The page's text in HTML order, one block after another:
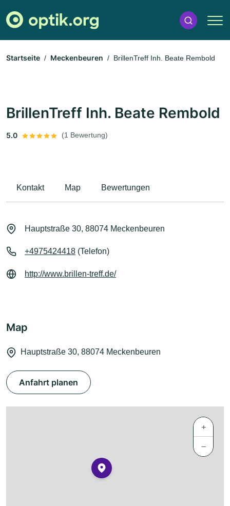
Startseite Meckenbeuren BrillenTreff Inh. Beate Rembold
BrillenTreff Inh. Beate Rembold
5.0 (1 Bewertung)
Kontakt Map Bewertungen
Hauptstraße 30, 88074 Meckenbeuren
+4975424418 (Telefon)
http://www.brillen-treff.de/
Map
Hauptstraße 30, 88074 Meckenbeuren
Anfahrt planen
+
−